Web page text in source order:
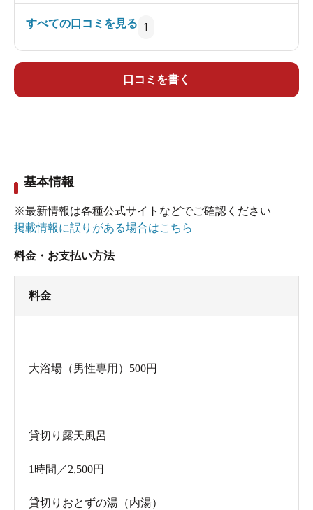
は利用不可。大浴場は露天風呂無、貸切は露天風
泉、やや黄色く濁りはうっすら。香りは金気臭と
枕木臭が入り混じり、湯触りはアブラ系のかなり
大浴場には源泉浴槽以外に一人用の巨大なジェッ
トバスとうたせ湯があり、非常に不思議な造りで
絶大な威力を誇ってました。またこちらはかなり
ぬる目の温度。
湯に関しても、かなりのツルツル感がありまし
は最安廉価品ですが、宿泊の場合はエレベーター
のですが、残念だったのが宿泊のほうになりま
す。
すべての口コミを見る 1
口コミを書く
基本情報
※最新情報は各種公式サイトなどでご確認ください
掲載情報に誤りがある場合はこちら
料金・お支払い方法
料金
大浴場（男性専用）500円
貸切り露天風呂
1時間／2,500円
貸切りおとずの湯（内湯）